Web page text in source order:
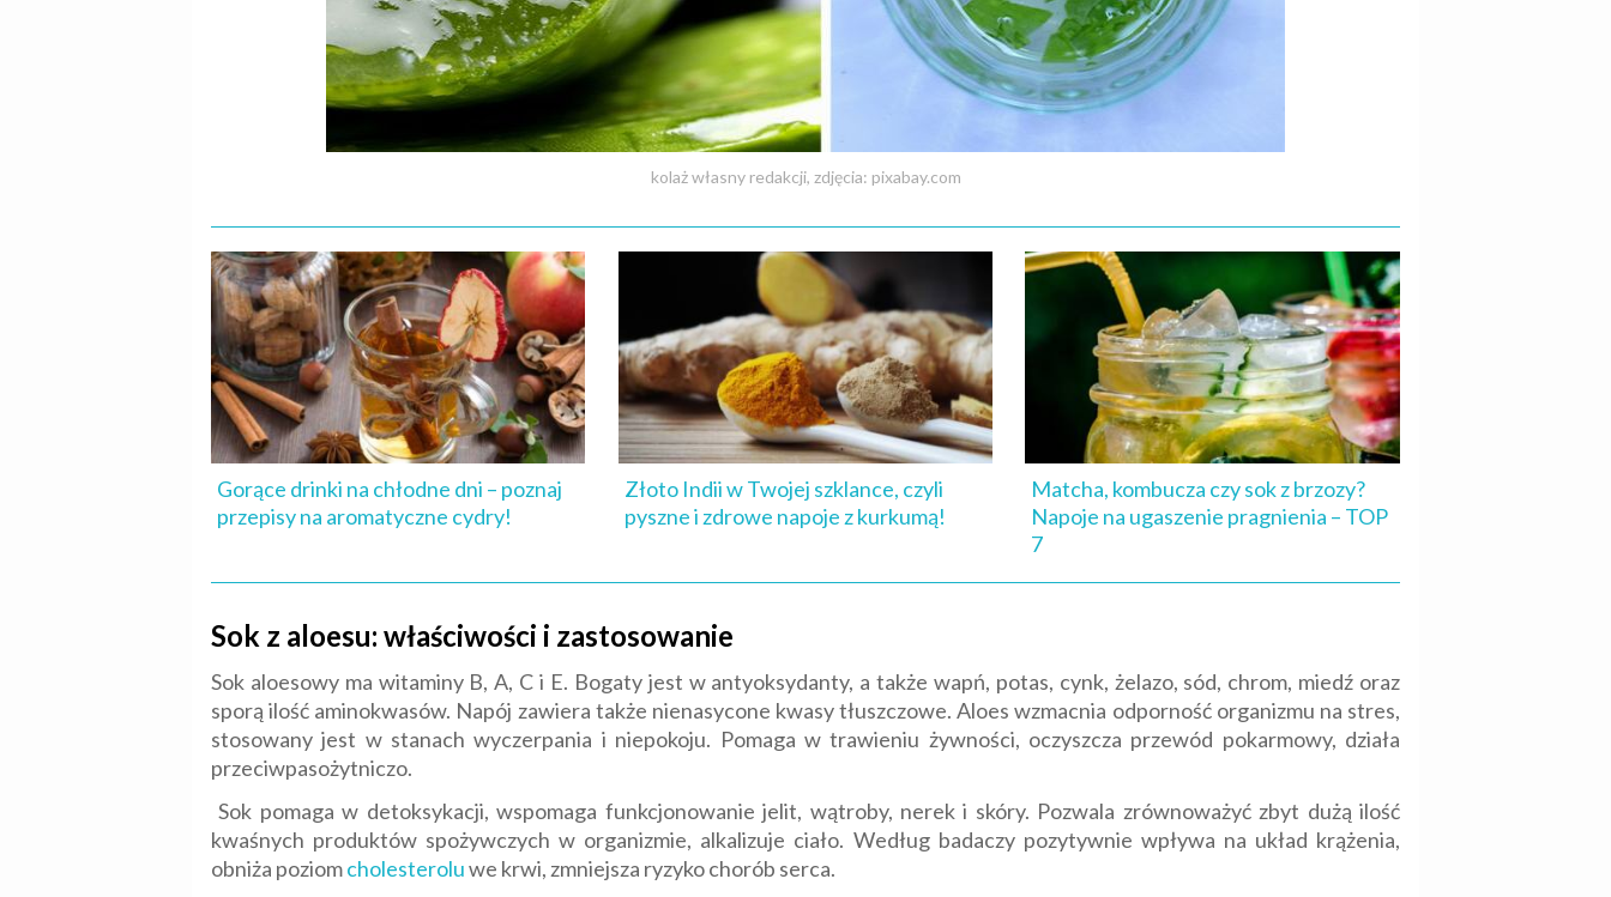
kolaż własny redakcji, zdjęcia: pixabay.com
Gorące drinki na chłodne dni – poznaj
przepisy na aromatyczne cydry!
Złoto Indii w Twojej szklance, czyli
pyszne i zdrowe napoje z kurkumą!
Matcha, kombucza czy sok z brzozy?
Napoje na ugaszenie pragnienia – TOP
7
Sok z aloesu: właściwości i zastosowanie
Sok aloesowy ma witaminy B, A, C i E. Bogaty jest w antyoksydanty, a także wapń, potas, cynk, żelazo, sód, chrom, miedź oraz
sporą ilość aminokwasów. Napój zawiera także nienasycone kwasy tłuszczowe. Aloes wzmacnia odporność organizmu na stres,
stosowany jest w stanach wyczerpania i niepokoju. Pomaga w trawieniu żywności, oczyszcza przewód pokarmowy, działa
przeciwpasożytniczo.
Sok pomaga w detoksykacji, wspomaga funkcjonowanie jelit, wątroby, nerek i skóry. Pozwala zrównoważyć zbyt dużą ilość
kwaśnych produktów spożywczych w organizmie, alkalizuje ciało. Według badaczy pozytywnie wpływa na układ krążenia,
obniża poziomcholesteroluwe krwi, zmniejsza ryzyko chorób serca.